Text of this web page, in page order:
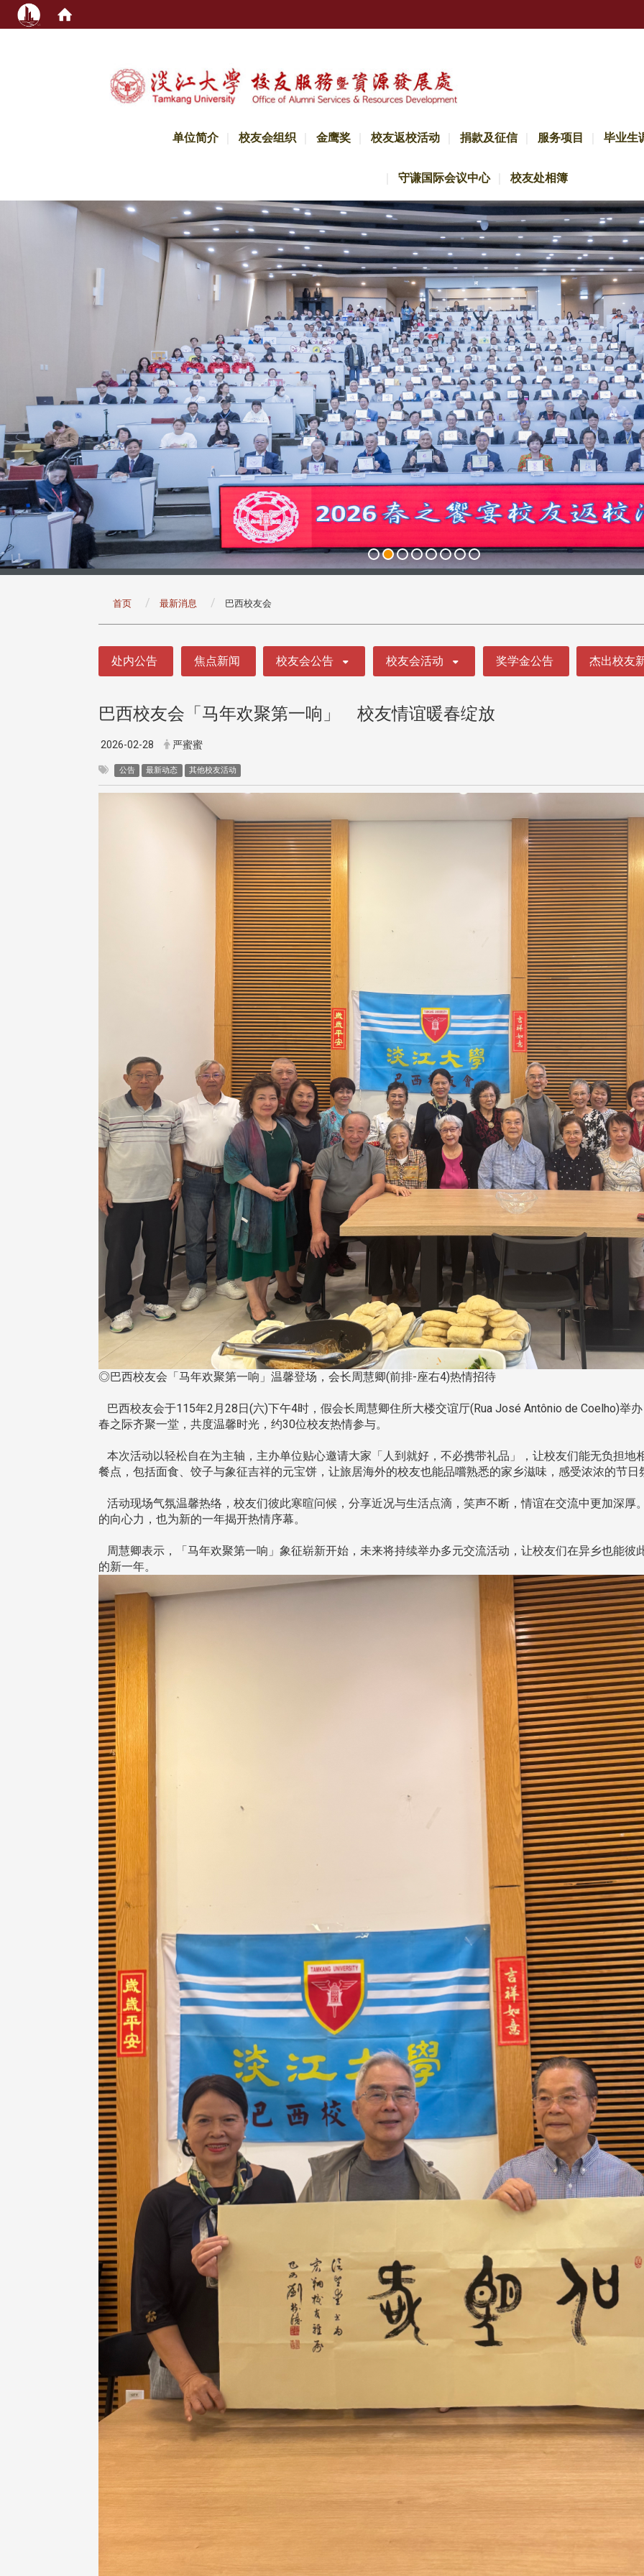
单位简介 校友会组织 金鹰奖 校友返校活动 捐款及征信 服务项目 毕业生
守谦国际会议中心 校友处相簿
首页 最新消息 巴西校友会
处内公告 焦点新闻 校友会公告 校友会活动 奖学金公告 杰出校友
巴西校友会「马年欢聚第一响」 校友情谊暖春绽放
2026-02-28 严蜜蜜
公告 最新动态 其他校友活动
◎巴西校友会「马年欢聚第一响」温馨登场，会长周慧卿(前排-座右4)热情招待
巴西校友会于115年2月28日(六)下午4时，假会长周慧卿住所大楼交谊厅(Rua José Antônio de Coelho)举
春之际齐聚一堂，共度温馨时光，约30位校友热情参与。
本次活动以轻松自在为主轴，主办单位贴心邀请大家「人到就好，不必携带礼品」，让校友们能无负担地
餐点，包括面食、饺子与象征吉祥的元宝饼，让旅居海外的校友也能品嚐熟悉的家乡滋味，感受浓浓的节日
活动现场气氛温馨热络，校友们彼此寒暄问候，分享近况与生活点滴，笑声不断，情谊在交流中更加深厚
的向心力，也为新的一年揭开热情序幕。
周慧卿表示，「马年欢聚第一响」象征崭新开始，未来将持续举办多元交流活动，让校友们在异乡也能彼
的新一年。